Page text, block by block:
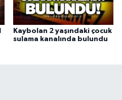
Kaybolan 2 yaşındaki çocuk
sulama kanalında bulundu